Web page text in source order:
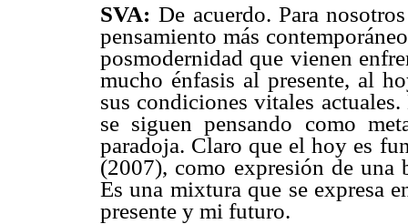
SVA: De acuerdo. Para
pensamiento más
posmodernidad que vienen
mucho énfasis al presente, al
sus condiciones vitales
se siguen pensando como
paradoja. Claro que el hoy es
(2007), como expresión de
Es una mixtura que se expresa
presente y mi futuro.